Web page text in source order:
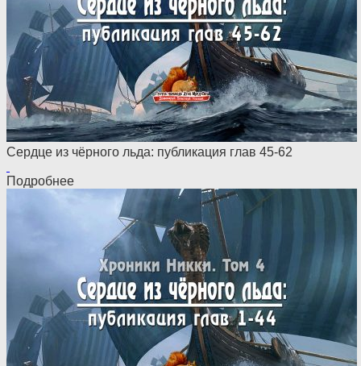
Сердце из чёрного льда: публикация глав 45-62
Подробнее